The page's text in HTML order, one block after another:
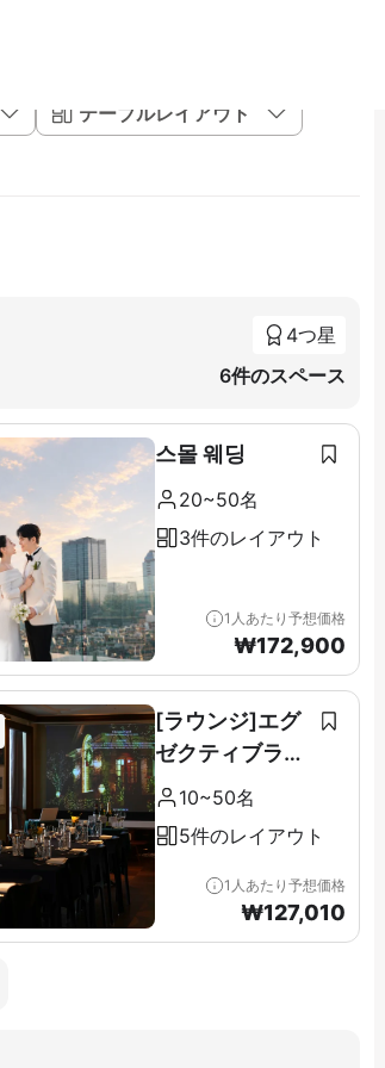
テーブルレイアウト
4つ星
6件のスペース
스몰 웨딩
20~50名
3件のレイアウト
1人あたり予想価格
₩172,900
[ラウンジ]エグ
ゼクティブラウ
ンジ＆テラス全
10~50名
5件のレイアウト
1人あたり予想価格
₩127,010